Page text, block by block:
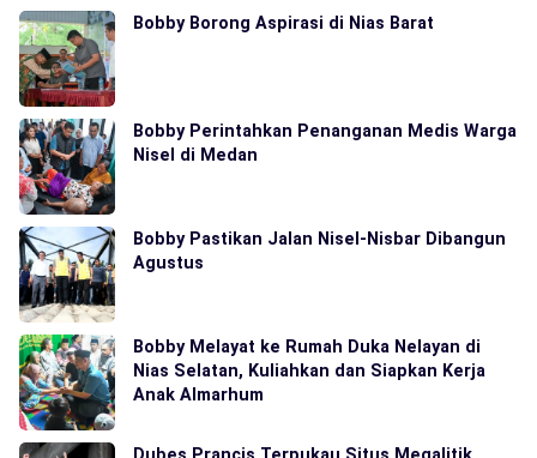
Bobby Borong Aspirasi di Nias Barat
Bobby Perintahkan Penanganan Medis Warga
Nisel di Medan
Bobby Pastikan Jalan Nisel-Nisbar Dibangun
Agustus
Bobby Melayat ke Rumah Duka Nelayan di
Nias Selatan, Kuliahkan dan Siapkan Kerja
Anak Almarhum